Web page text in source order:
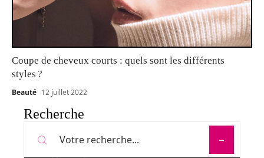
Coupe de cheveux courts : quels sont les différents
styles ?
Beauté 12 juillet 2022
Recherche